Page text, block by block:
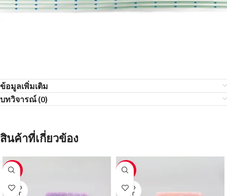
ข้อมูลเพิ่มเติม
บทวิจารณ์ (0)
สินค้าที่เกี่ยวข้อง
-30%
SOLD
OUT
-30%
SOLD
OUT